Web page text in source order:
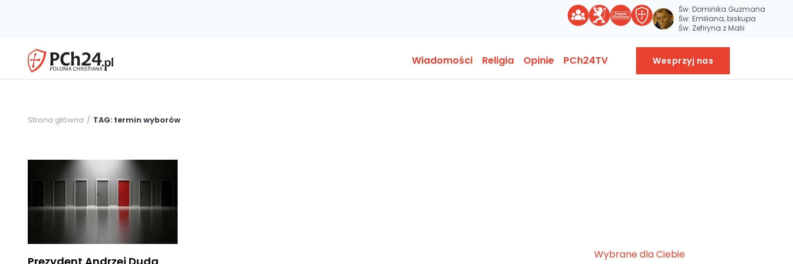
Św. Dominika Guzmana
Św. Emiliana, biskupa
Św. Zefiryna z Malii
Wiadomości Religia Opinie PCh24TV Wesprzyj nas
Strona główna TAG: termin wyborów
Wybrane dla Ciebie